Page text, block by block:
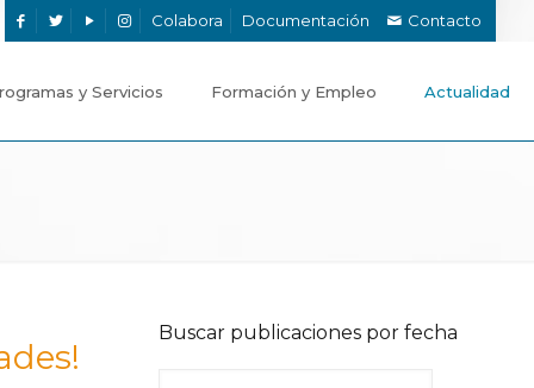
Contacto
Colabora Documentación
y Servicios Formación y Empleo Actualidad
Buscar publicaciones por fecha